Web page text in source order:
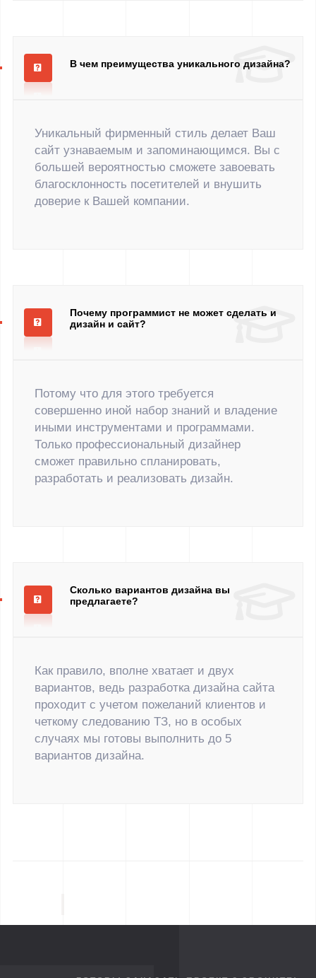
В чем преимущества уникального дизайна?
Уникальный фирменный стиль делает Ваш
сайт узнаваемым и запоминающимся. Вы с
большей вероятностью сможете завоевать
благосклонность посетителей и внушить
доверие к Вашей компании.
Почему программист не может сделать и
дизайн и сайт?
Потому что для этого требуется
совершенно иной набор знаний и владение
иными инструментами и программами.
Только профессиональный дизайнер
сможет правильно спланировать,
разработать и реализовать дизайн.
Сколько вариантов дизайна вы
предлагаете?
Как правило, вполне хватает и двух
вариантов, ведь разработка дизайна сайта
проходит с учетом пожеланий клиентов и
четкому следованию ТЗ, но в особых
случаях мы готовы выполнить до 5
вариантов дизайна.